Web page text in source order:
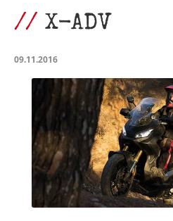
X-ADV
09.11.2016